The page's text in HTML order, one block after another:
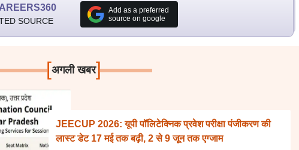
SOURCE
Add as a preferred
source on google
[अगली खबर]
JEECUP 2026: यूपी पॉलिटेक्निक प्रवेश परीक्षा पंजीकरण की
लास्ट डेट 17 मई तक बढ़ी, 2 से 9 जून तक एग्जाम